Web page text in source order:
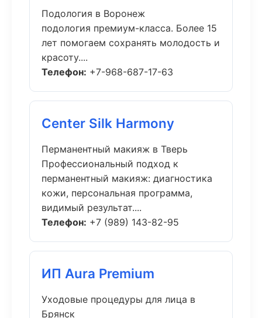
Подология в Воронеж
подология премиум-класса. Более 15
лет помогаем сохранять молодость и
красоту....
Телефон: +7-968-687-17-63
Center Silk Harmony
Перманентный макияж в Тверь
Профессиональный подход к
перманентный макияж: диагностика
кожи, персональная программа,
видимый результат....
Телефон: +7 (989) 143-82-95
ИП Aura Premium
Уходовые процедуры для лица в
Брянск